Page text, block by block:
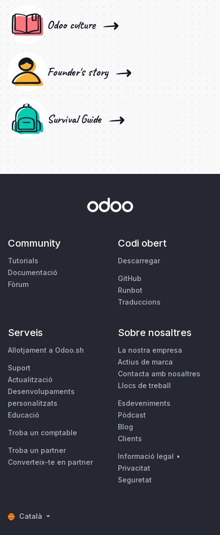
Odoo culture
Founder's story
Survival Guide
Community
Tutorials
Documentació
Fòrum
Codi obert
Descarregar
GitHub
Runbot
Traduccions
Serveis
Allotjament a Odoo.sh
Suport
Actualització
Desenvolupaments
personalitzats
Educació
Troba un comptable
Troba un partner
Converteix-te en partner
Sobre nosaltres
La nostra empresa
Actius de marca
Contacta amb nosaltres
Llocs de treball
Esdeveniments
Pòdcast
Blog
Clients
Informació legal •
Privacitat
Seguretat
Català